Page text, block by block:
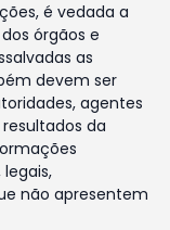
é vedada a
órgãos e
as
devem ser
agentes
da
não apresentem